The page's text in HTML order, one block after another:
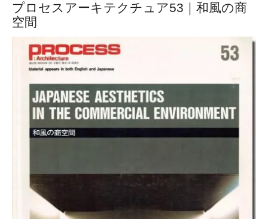
プロセスアーキテクチュア53｜和風の商
空間